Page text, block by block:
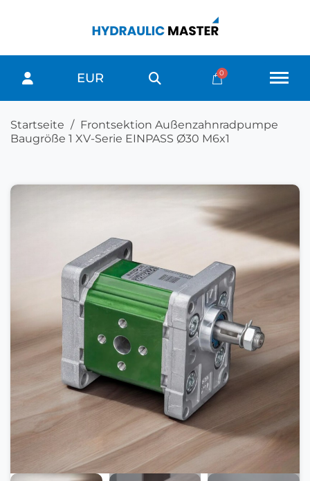
EUR
Startseite
Frontsektion Außenzahnradpumpe
Baugröße 1 XV-Serie EINPASS Ø30 M6x1